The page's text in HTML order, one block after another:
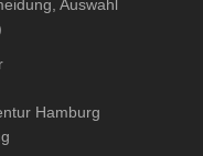
Auswahl
Hamburg